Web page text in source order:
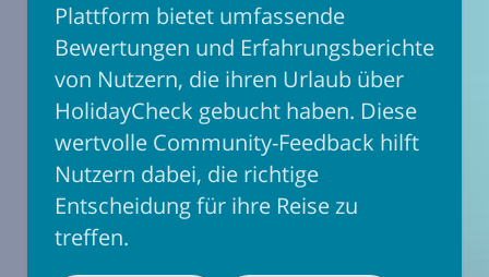
Plattform bietet umfassende
Bewertungen und Erfahrungsberichte
von Nutzern, die ihren Urlaub über
HolidayCheck gebucht haben. Diese
wertvolle Community-Feedback hilft
Nutzern dabei, die richtige
Entscheidung für ihre Reise zu
treffen.